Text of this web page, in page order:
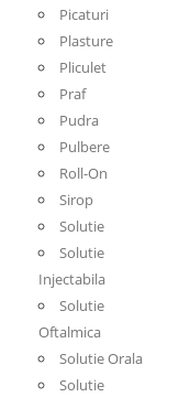
Picaturi
Plasture
Pliculet
Praf
Pudra
Pulbere
Roll-On
Sirop
Solutie
Solutie
Injectabila
Solutie
Oftalmica
Solutie Orala
Solutie